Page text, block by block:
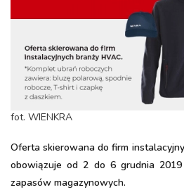
fot. WIENKRA
Oferta skierowana do firm
obowiązuje od 2 do 6 grudnia
zapasów magazynowych.